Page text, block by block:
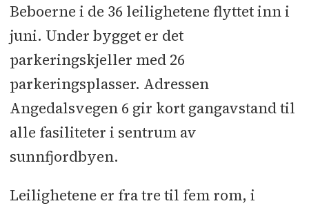
Beboerne i de 36 leilighetene flyttet inn i
juni. Under bygget er det
parkeringskjeller med 26
parkeringsplasser. Adressen
Angedalsvegen 6 gir kort gangavstand til
alle fasiliteter i sentrum av
sunnfjordbyen.
Leilighetene er fra tre til fem rom, i